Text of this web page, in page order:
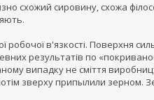
схожий сировину, схожа
в'язкості. Поверхня
результатів по
випадку не сміття
зверху припылили зерном.